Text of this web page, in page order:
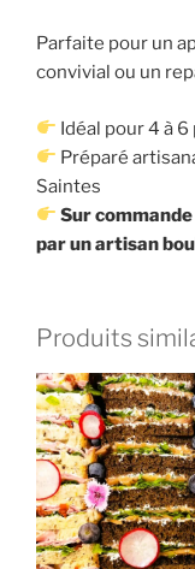
Parfaite pour un
convivial ou un
Idéal pour 4 à
Préparé
Saintes
Sur
par un artisan
Produits